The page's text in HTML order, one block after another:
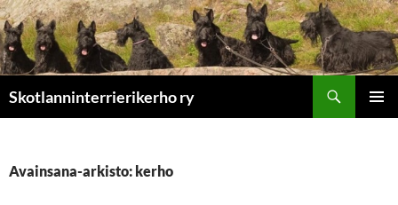
Skotlanninterrierikerho ry
Avainsana-arkisto: kerho